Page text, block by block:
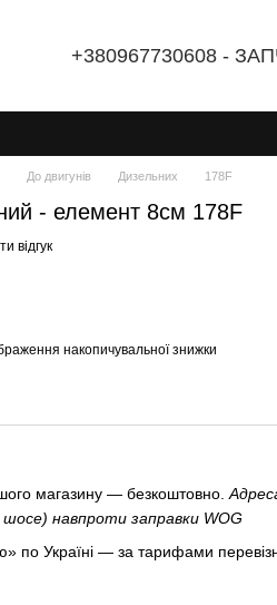
+380967730608 -
До двигунів Дизельних 178F
- елемент 8см 178F
відгук
накопичувальної знижки
магазину — безкоштовно.
шосе) навпроти заправки WOG
по Україні — за тарифами